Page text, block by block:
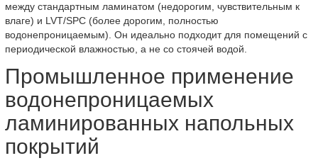
между стандартным ламинатом (недорогим, чувствительным к
влаге) и LVT/SPC (более дорогим, полностью
водонепроницаемым). Он идеально подходит для помещений с
периодической влажностью, а не со стоячей водой.
Промышленное применение
водонепроницаемых
ламинированных напольных
покрытий